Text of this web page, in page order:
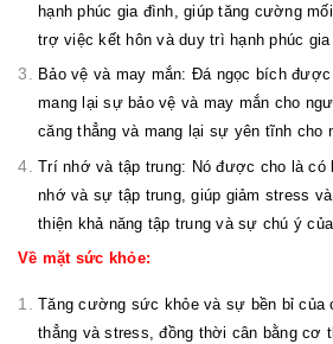
hạnh phúc gia đình, giúp tăng cường
trợ việc kết hôn và duy trì hạnh phúc gia
Bảo vệ và may mắn: Đá ngọc bích
mang lại sự bảo vệ và may mắn cho
căng thẳng và mang lại sự yên tĩnh cho
Trí nhớ và tập trung: Nó được cho là có
nhớ và sự tập trung, giúp giảm stress
thiện khả năng tập trung và sự chú ý
Về mặt sức khỏe:
Tăng cường sức khỏe và sự bền bỉ của
thẳng và stress, đồng thời cân bằng cơ